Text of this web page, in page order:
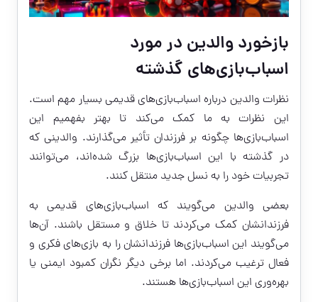
بازخورد والدین در مورد
اسباب‌بازی‌های گذشته
نظرات والدین درباره اسباب‌بازی‌های قدیمی بسیار مهم است.
این نظرات به ما کمک می‌کند تا بهتر بفهمیم این
اسباب‌بازی‌ها چگونه بر فرزندان تأثیر می‌گذارند. والدینی که
در گذشته با این اسباب‌بازی‌ها بزرگ شده‌اند، می‌توانند
تجربیات خود را به نسل جدید منتقل کنند.
بعضی والدین می‌گویند که اسباب‌بازی‌های قدیمی به
فرزندانشان کمک می‌کردند تا خلاق و مستقل باشند. آن‌ها
می‌گویند این اسباب‌بازی‌ها فرزندانشان را به بازی‌های فکری و
فعال ترغیب می‌کردند. اما برخی دیگر نگران کمبود ایمنی یا
بهره‌وری این اسباب‌بازی‌ها هستند.